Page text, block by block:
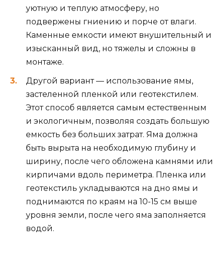
уютную и теплую атмосферу, но
подвержены гниению и порче от влаги.
Каменные емкости имеют внушительный и
изысканный вид, но тяжелы и сложны в
монтаже.
Другой вариант — использование ямы,
застеленной пленкой или геотекстилем.
Этот способ является самым естественным
и экологичным, позволяя создать большую
емкость без больших затрат. Яма должна
быть вырыта на необходимую глубину и
ширину, после чего обложена камнями или
кирпичами вдоль периметра. Пленка или
геотекстиль укладываются на дно ямы и
поднимаются по краям на 10-15 см выше
уровня земли, после чего яма заполняется
водой.